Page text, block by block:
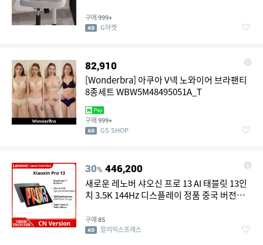
구매 999+
G마켓
82,910
[Wonderbra] 아쿠아 V넥 노와이어 브라팬티
8종세트 WBW5M48495051A_T
구매 999+
GS SHOP
30% 446,200
새로운 레노버 샤오신 프로 13 AI 태블릿 13인
치 3.5K 144Hz 디스플레이 정품 중국 버전
패드 PC
구매 85
알리익스프레스